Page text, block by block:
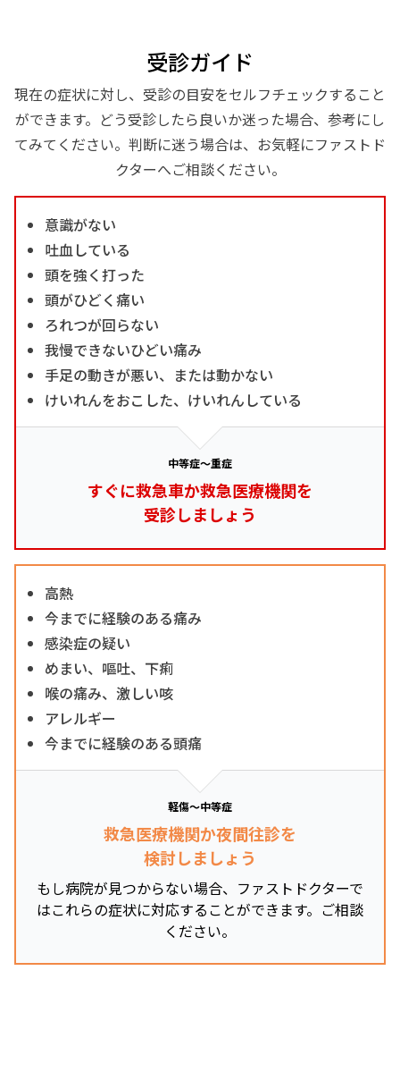
受診ガイド
現在の症状に対し、受診の目安をセルフチェックすること
ができます。どう受診したら良いか迷った場合、参考にし
てみてください。判断に迷う場合は、お気軽にファストド
クターへご相談ください。
意識がない
吐血している
頭を強く打った
頭がひどく痛い
ろれつが回らない
我慢できないひどい痛み
手足の動きが悪い、または動かない
けいれんをおこした、けいれんしている
中等症～重症
すぐに救急車か救急医療機関を
受診しましょう
高熱
今までに経験のある痛み
感染症の疑い
めまい、嘔吐、下痢
喉の痛み、激しい咳
アレルギー
今までに経験のある頭痛
軽傷～中等症
救急医療機関か夜間往診を
検討しましょう
もし病院が見つからない場合、ファストドクターで
はこれらの症状に対応することができます。ご相談
ください。